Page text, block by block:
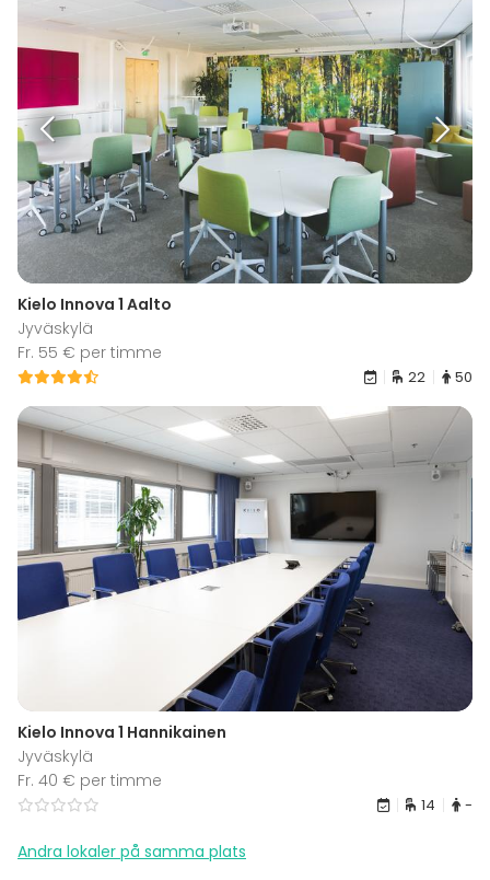
Kielo Innova 1 Aalto
Jyväskylä
Fr. 55 € per timme
22 50
Kielo Innova 1 Hannikainen
Jyväskylä
Fr. 40 € per timme
14 -
Andra lokaler på samma plats